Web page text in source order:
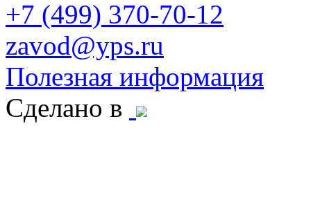
+7 (499) 370-70-12
zavod@yps.ru
Полезная информация
Сделано в